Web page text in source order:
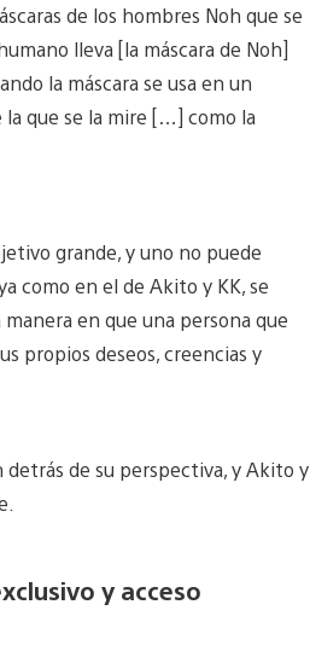
de los hombres Noh que se
lleva [la máscara de Noh]
la máscara se usa en un
que se la mire […] como la
grande, y uno no puede
como en el de Akito y KK, se
en que una persona que
propios deseos, creencias y
detrás de su perspectiva, y Akito y
y acceso